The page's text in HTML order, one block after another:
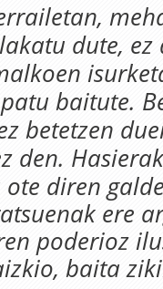
dute,
baitute.
betetzen
den.
diren
ere
poderioz
baita